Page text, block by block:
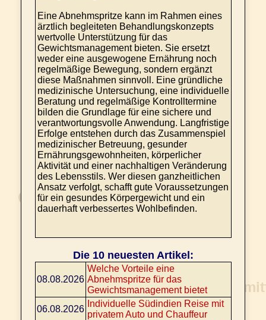
Eine Abnehmspritze kann im Rahmen eines
ärztlich begleiteten Behandlungskonzepts
wertvolle Unterstützung für das
Gewichtsmanagement bieten. Sie ersetzt
weder eine ausgewogene Ernährung noch
regelmäßige Bewegung, sondern ergänzt
diese Maßnahmen sinnvoll. Eine gründliche
medizinische Untersuchung, eine individuelle
Beratung und regelmäßige Kontrolltermine
bilden die Grundlage für eine sichere und
verantwortungsvolle Anwendung. Langfristige
Erfolge entstehen durch das Zusammenspiel
medizinischer Betreuung, gesunder
Ernährungsgewohnheiten, körperlicher
Aktivität und einer nachhaltigen Veränderung
des Lebensstils. Wer diesen ganzheitlichen
Ansatz verfolgt, schafft gute Voraussetzungen
für ein gesundes Körpergewicht und ein
dauerhaft verbessertes Wohlbefinden.
Die 10 neuesten Artikel:
08.08.2026
Welche Vorteile eine
Abnehmspritze für das
Gewichtsmanagement bietet
06.08.2026
Individuelle Südindien Reise mit
privatem Auto und Chauffeur